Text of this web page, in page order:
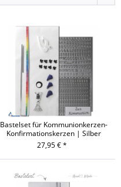
Bastelset für Kommunionkerzen-
Konfirmationskerzen | Silber
27,95 € *